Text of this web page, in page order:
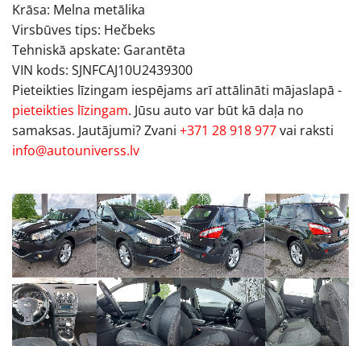
Krāsa: Melna metālika
Virsbūves tips: Hečbeks
Tehniskā apskate: Garantēta
VIN kods: SJNFCAJ10U2439300
Pieteikties līzingam iespējams arī attālināti mājaslapā -
pieteikties līzingam. Jūsu auto var būt kā daļa no
samaksas. Jautājumi? Zvani +371 28 918 977vai raksti
info@autouniverss.lv